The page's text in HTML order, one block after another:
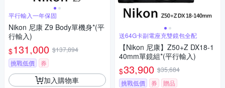
平行輸入一年保固
Nikon 尼康 Z9 Body單機身*(平
行輸入)
$131,000 $137,894
挑戰低價
券
加入購物車
送64G卡副電座充雙鏡包全配
【Nikon 尼康】Z50+Z DX18-1
40mm單鏡組*(平行輸入)
$33,900 $35,684
挑戰低價
券 贈品